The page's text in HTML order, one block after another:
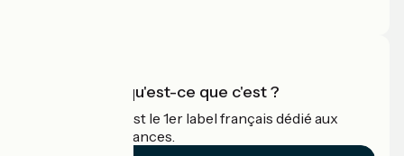
Accueil Vélo qu'est-ce que c'est ?
Accueil Vélo c'est le 1er label français dédié aux
cyclistes en vacances.